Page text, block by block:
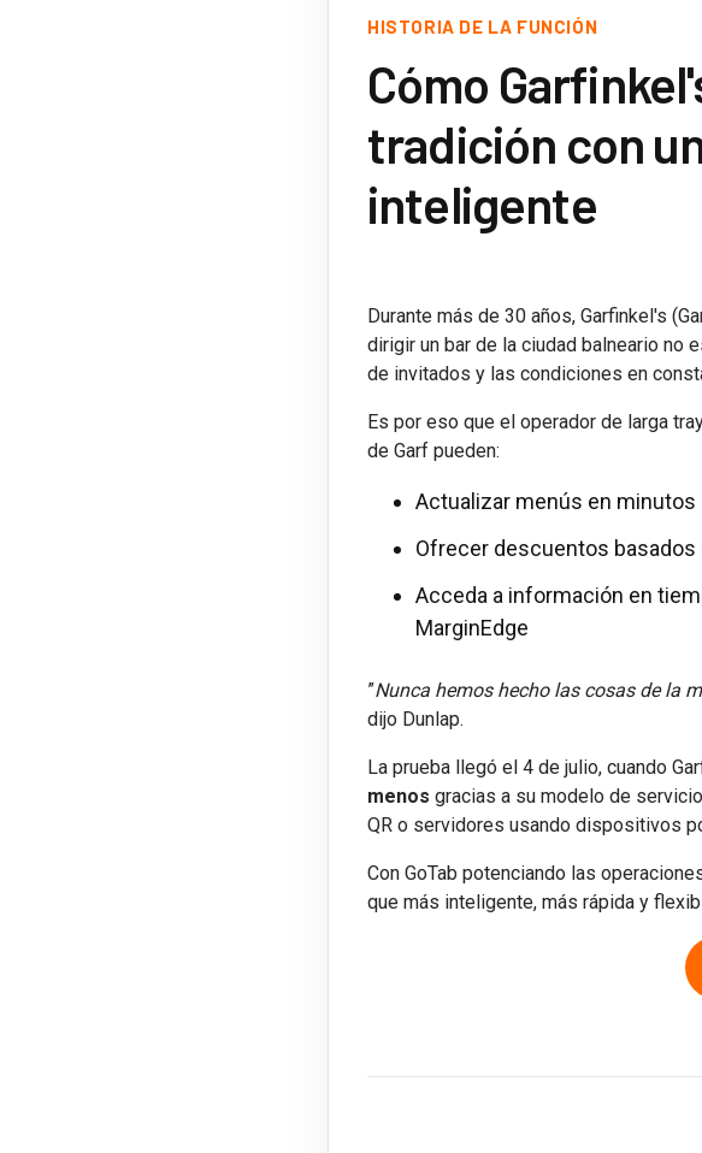
HISTORIA DE LA FUNCIÓN
Cómo
tradición con
inteligente
Durante más de 30 años, Garfinkel's
dirigir un bar de la ciudad balneario no
de invitados y las condiciones en
Es por eso que el operador de larga
de Garf pueden:
Actualizar menús en minutos
Ofrecer descuentos basados
Acceda a información en
MarginEdge
”Nunca hemos hecho las cosas de la
dijo Dunlap.
La prueba llegó el 4 de julio, cuando
menos gracias a su modelo de
QR o servidores usando dispositivos
Con GoTab potenciando las
que más inteligente, más rápida y